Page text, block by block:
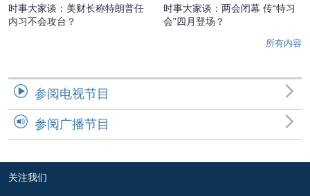
时事大家谈：美财长称特朗普任
内习不会攻台？
时事大家谈：两会闭幕 传“特习
会”四月登场？
所有内容
参阅电视节目
参阅广播节目
关注我们